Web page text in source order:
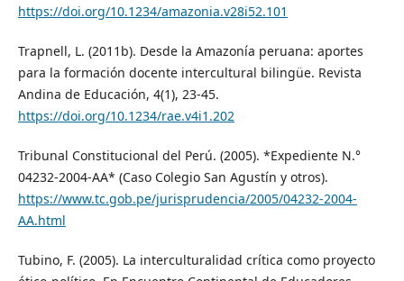
https://doi.org/10.1234/amazonia.v28i52.101
Trapnell, L. (2011b). Desde la Amazonía peruana: aportes
para la formación docente intercultural bilingüe. Revista
Andina de Educación, 4(1), 23-45.
https://doi.org/10.1234/rae.v4i1.202
Tribunal Constitucional del Perú. (2005). *Expediente N.°
04232-2004-AA* (Caso Colegio San Agustín y otros).
https://www.tc.gob.pe/jurisprudencia/2005/04232-2004-
AA.html
Tubino, F. (2005). La interculturalidad crítica como proyecto